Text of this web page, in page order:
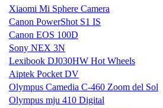
Xiaomi Mi Sphere Camera
Canon PowerShot S1 IS
Canon EOS 100D
Sony NEX 3N
Lexibook DJ030HW Hot Wheels
Aiptek Pocket DV
Olympus Camedia C-460 Zoom del Sol
Olympus mju 410 Digital